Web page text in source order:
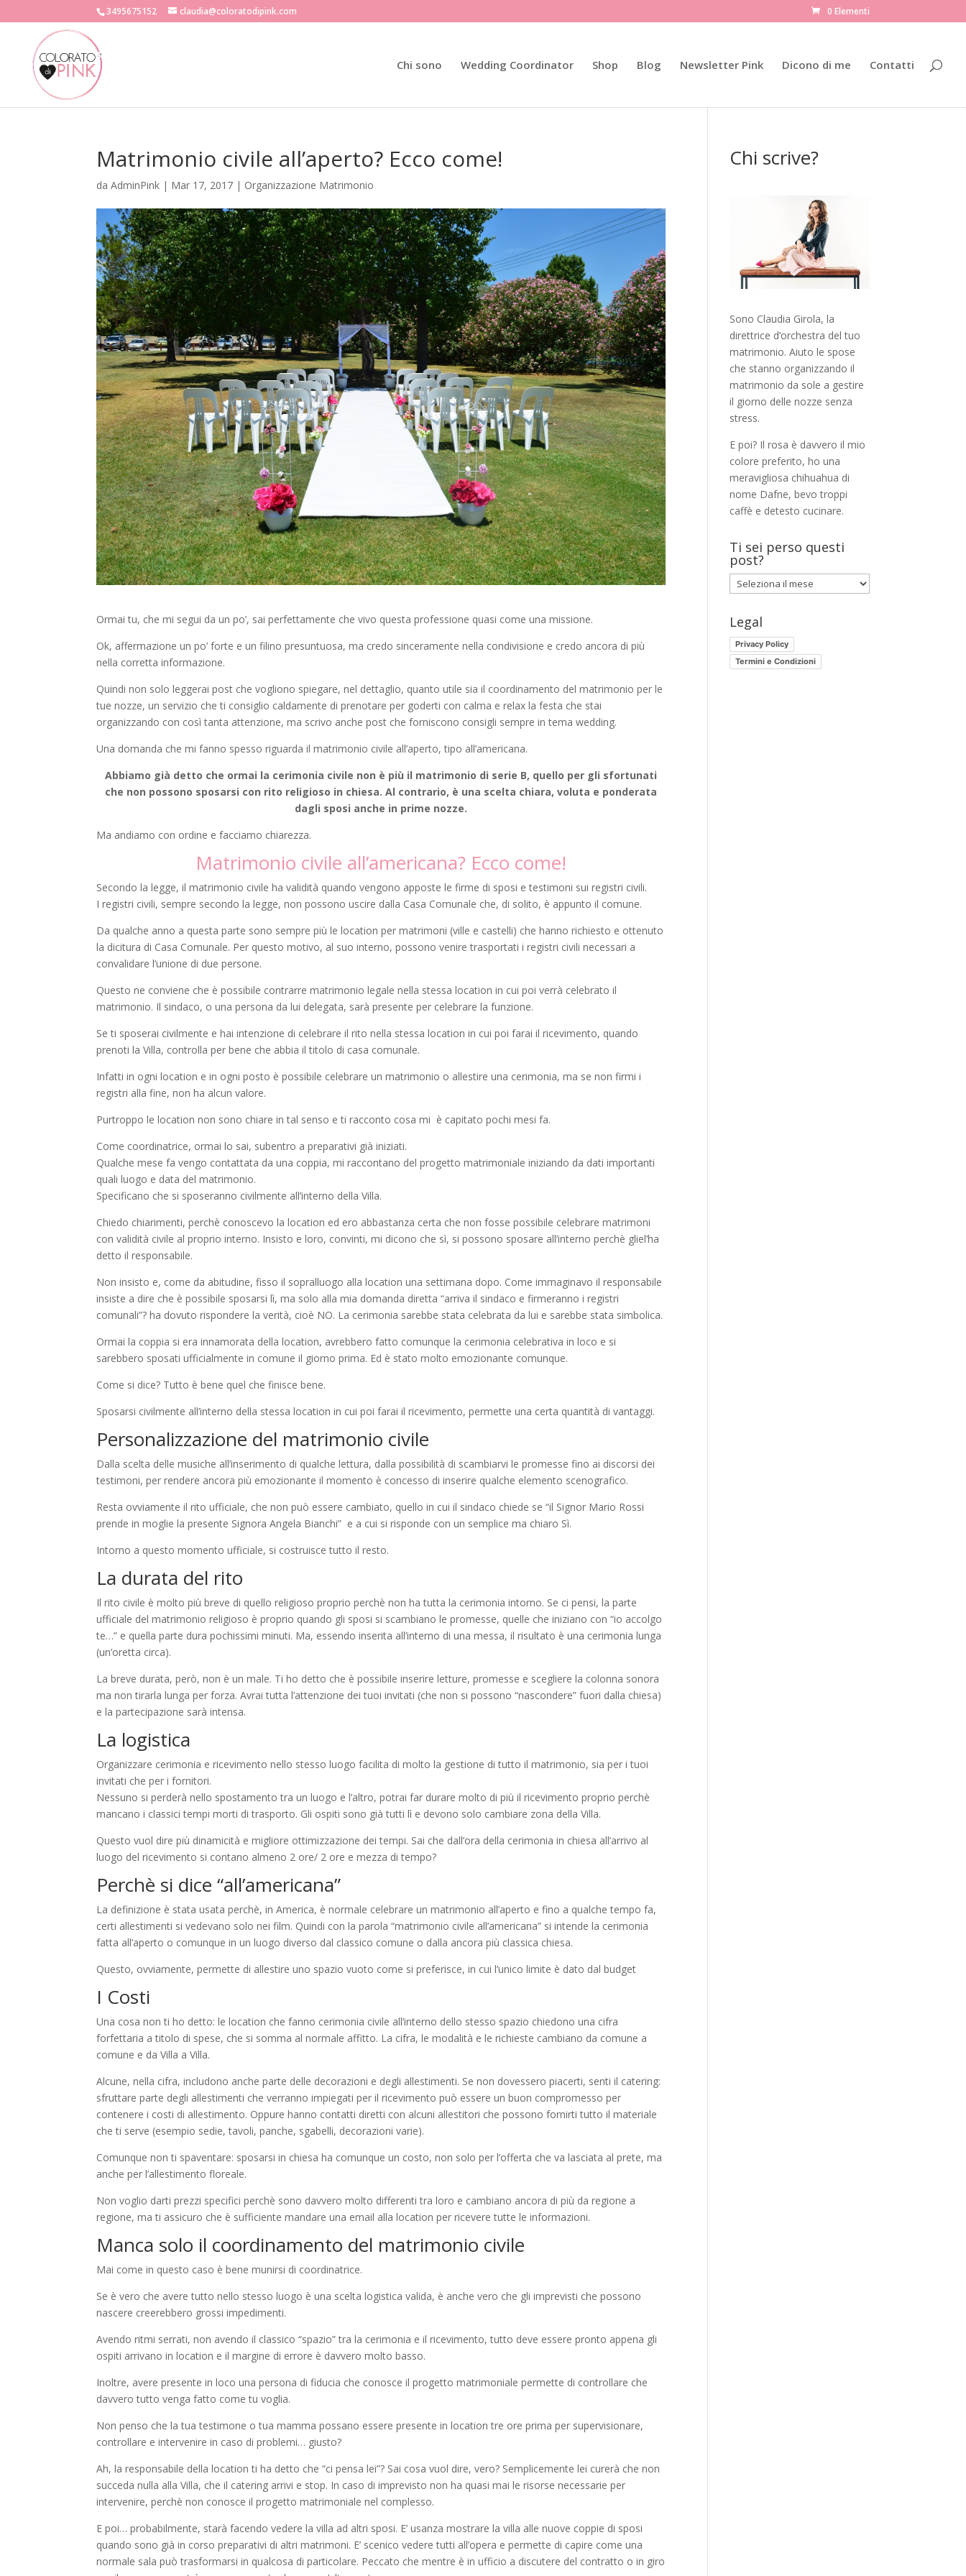
3495675152 claudia@coloratodipink.com 0 Elementi
Chi sono Wedding Coordinator Shop Blog Newsletter Pink Dicono di me Contatti
Matrimonio civile all’aperto? Ecco come!
daAdminPink | Mar 17, 2017 | Organizzazione Matrimonio
Ormai tu, che mi segui da un po’, sai perfettamente che vivo questa professione quasi come una missione.
Ok, affermazione un po’ forte e un filino presuntuosa, ma credo sinceramente nella condivisione e credo ancora di più
nella corretta informazione.
Quindi non solo leggerai post che vogliono spiegare, nel dettaglio, quanto utile sia il coordinamento del matrimonio per le
tue nozze, un servizio che ti consiglio caldamente di prenotare per goderti con calma e relax la festa che stai
organizzando con così tanta attenzione, ma scrivo anche post che forniscono consigli sempre in tema wedding.
Una domanda che mi fanno spesso riguarda il matrimonio civile all’aperto, tipo all’americana.
Abbiamo già detto che ormai la cerimonia civile non è più il matrimonio di serie B, quello per gli sfortunati
che non possono sposarsi con rito religioso in chiesa. Al contrario, è una scelta chiara, voluta e ponderata
dagli sposi anche in prime nozze.
Ma andiamo con ordine e facciamo chiarezza.
Matrimonio civile all’americana? Ecco come!
Secondo la legge, il matrimonio civile ha validità quando vengono apposte le firme di sposi e testimoni sui registri civili.
I registri civili, sempre secondo la legge, non possono uscire dalla Casa Comunale che, di solito, è appunto il comune.
Da qualche anno a questa parte sono sempre più le location per matrimoni (ville e castelli) che hanno richiesto e ottenuto
la dicitura di Casa Comunale. Per questo motivo, al suo interno, possono venire trasportati i registri civili necessari a
convalidare l’unione di due persone.
Questo ne conviene che è possibile contrarre matrimonio legale nella stessa location in cui poi verrà celebrato il
matrimonio. Il sindaco, o una persona da lui delegata, sarà presente per celebrare la funzione.
Se ti sposerai civilmente e hai intenzione di celebrare il rito nella stessa location in cui poi farai il ricevimento, quando
prenoti la Villa, controlla per bene che abbia il titolo di casa comunale.
Infatti in ogni location e in ogni posto è possibile celebrare un matrimonio o allestire una cerimonia, ma se non firmi i
registri alla fine, non ha alcun valore.
Purtroppo le location non sono chiare in tal senso e ti racconto cosa mi è capitato pochi mesi fa.
Come coordinatrice, ormai lo sai, subentro a preparativi già iniziati.
Qualche mese fa vengo contattata da una coppia, mi raccontano del progetto matrimoniale iniziando da dati importanti
quali luogo e data del matrimonio.
Specificano che si sposeranno civilmente all’interno della Villa.
Chiedo chiarimenti, perchè conoscevo la location ed ero abbastanza certa che non fosse possibile celebrare matrimoni
con validità civile al proprio interno. Insisto e loro, convinti, mi dicono che sì, si possono sposare all’interno perchè gliel’ha
detto il responsabile.
Non insisto e, come da abitudine, fisso il sopralluogo alla location una settimana dopo. Come immaginavo il responsabile
insiste a dire che è possibile sposarsi lì, ma solo alla mia domanda diretta “arriva il sindaco e firmeranno i registri
comunali”? ha dovuto rispondere la verità, cioè NO. La cerimonia sarebbe stata celebrata da lui e sarebbe stata simbolica.
Ormai la coppia si era innamorata della location, avrebbero fatto comunque la cerimonia celebrativa in loco e si
sarebbero sposati ufficialmente in comune il giorno prima. Ed è stato molto emozionante comunque.
Come si dice? Tutto è bene quel che finisce bene.
Sposarsi civilmente all’interno della stessa location in cui poi farai il ricevimento, permette una certa quantità di vantaggi.
Personalizzazione del matrimonio civile
Dalla scelta delle musiche all’inserimento di qualche lettura, dalla possibilità di scambiarvi le promesse fino ai discorsi dei
testimoni, per rendere ancora più emozionante il momento è concesso di inserire qualche elemento scenografico.
Resta ovviamente il rito ufficiale, che non può essere cambiato, quello in cui il sindaco chiede se “il Signor Mario Rossi
prende in moglie la presente Signora Angela Bianchi” e a cui si risponde con un semplice ma chiaro Sì.
Intorno a questo momento ufficiale, si costruisce tutto il resto.
La durata del rito
Il rito civile è molto più breve di quello religioso proprio perchè non ha tutta la cerimonia intorno. Se ci pensi, la parte
ufficiale del matrimonio religioso è proprio quando gli sposi si scambiano le promesse, quelle che iniziano con “io accolgo
te…” e quella parte dura pochissimi minuti. Ma, essendo inserita all’interno di una messa, il risultato è una cerimonia lunga
(un’oretta circa).
La breve durata, però, non è un male. Ti ho detto che è possibile inserire letture, promesse e scegliere la colonna sonora
ma non tirarla lunga per forza. Avrai tutta l’attenzione dei tuoi invitati (che non si possono “nascondere” fuori dalla chiesa)
e la partecipazione sarà intensa.
La logistica
Organizzare cerimonia e ricevimento nello stesso luogo facilita di molto la gestione di tutto il matrimonio, sia per i tuoi
invitati che per i fornitori.
Nessuno si perderà nello spostamento tra un luogo e l’altro, potrai far durare molto di più il ricevimento proprio perchè
mancano i classici tempi morti di trasporto. Gli ospiti sono già tutti lì e devono solo cambiare zona della Villa.
Questo vuol dire più dinamicità e migliore ottimizzazione dei tempi. Sai che dall’ora della cerimonia in chiesa all’arrivo al
luogo del ricevimento si contano almeno 2 ore/ 2 ore e mezza di tempo?
Perchè si dice “all’americana”
La definizione è stata usata perchè, in America, è normale celebrare un matrimonio all’aperto e fino a qualche tempo fa,
certi allestimenti si vedevano solo nei film. Quindi con la parola “matrimonio civile all’americana” si intende la cerimonia
fatta all’aperto o comunque in un luogo diverso dal classico comune o dalla ancora più classica chiesa.
Questo, ovviamente, permette di allestire uno spazio vuoto come si preferisce, in cui l’unico limite è dato dal budget
I Costi
Una cosa non ti ho detto: le location che fanno cerimonia civile all’interno dello stesso spazio chiedono una cifra
forfettaria a titolo di spese, che si somma al normale affitto. La cifra, le modalità e le richieste cambiano da comune a
comune e da Villa a Villa.
Alcune, nella cifra, includono anche parte delle decorazioni e degli allestimenti. Se non dovessero piacerti, senti il catering:
sfruttare parte degli allestimenti che verranno impiegati per il ricevimento può essere un buon compromesso per
contenere i costi di allestimento. Oppure hanno contatti diretti con alcuni allestitori che possono fornirti tutto il materiale
che ti serve (esempio sedie, tavoli, panche, sgabelli, decorazioni varie).
Comunque non ti spaventare: sposarsi in chiesa ha comunque un costo, non solo per l’offerta che va lasciata al prete, ma
anche per l’allestimento floreale.
Non voglio darti prezzi specifici perchè sono davvero molto differenti tra loro e cambiano ancora di più da regione a
regione, ma ti assicuro che è sufficiente mandare una email alla location per ricevere tutte le informazioni.
Manca solo il coordinamento del matrimonio civile
Mai come in questo caso è bene munirsi di coordinatrice.
Se è vero che avere tutto nello stesso luogo è una scelta logistica valida, è anche vero che gli imprevisti che possono
nascere creerebbero grossi impedimenti.
Avendo ritmi serrati, non avendo il classico “spazio” tra la cerimonia e il ricevimento, tutto deve essere pronto appena gli
ospiti arrivano in location e il margine di errore è davvero molto basso.
Inoltre, avere presente in loco una persona di fiducia che conosce il progetto matrimoniale permette di controllare che
davvero tutto venga fatto come tu voglia.
Non penso che la tua testimone o tua mamma possano essere presente in location tre ore prima per supervisionare,
controllare e intervenire in caso di problemi… giusto?
Ah, la responsabile della location ti ha detto che “ci pensa lei”? Sai cosa vuol dire, vero? Semplicemente lei curerà che non
succeda nulla alla Villa, che il catering arrivi e stop. In caso di imprevisto non ha quasi mai le risorse necessarie per
intervenire, perchè non conosce il progetto matrimoniale nel complesso.
E poi… probabilmente, starà facendo vedere la villa ad altri sposi. E’ usanza mostrare la villa alle nuove coppie di sposi
quando sono già in corso preparativi di altri matrimoni. E’ scenico vedere tutti all’opera e permette di capire come una
normale sala può trasformarsi in qualcosa di particolare. Peccato che mentre è in ufficio a discutere del contratto o in giro
Chi scrive?
Sono Claudia Girola, la
direttrice d’orchestra del tuo
matrimonio. Aiuto le spose
che stanno organizzando il
matrimonio da sole a gestire
il giorno delle nozze senza
stress.
E poi? Il rosa è davvero il mio
colore preferito, ho una
meravigliosa chihuahua di
nome Dafne, bevo troppi
caffè e detesto cucinare.
Ti sei perso questi
post?
Ti
sei
questi
post?
Legal
Privacy Policy
Termini e Condizioni